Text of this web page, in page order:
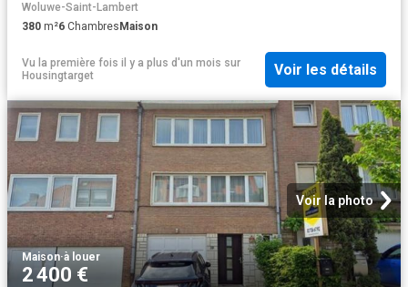
Woluwe-Saint-Lambert
380 m²6 Chambres Maison
Vu la première fois il y a plus d'un mois sur
Housingtarget
Voir les détails
Voir la photo
Maison·à louer
2 400 €